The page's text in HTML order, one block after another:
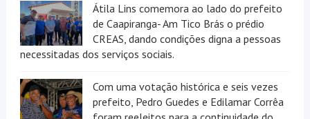
Átila Lins comemora ao lado do prefeito
de Caapiranga- Am Tico Brás o prédio
CREAS, dando condições digna a pessoas
necessitadas dos serviços sociais.
Com uma votação histórica e seis vezes
prefeito, Pedro Guedes e Edilamar Corrêa